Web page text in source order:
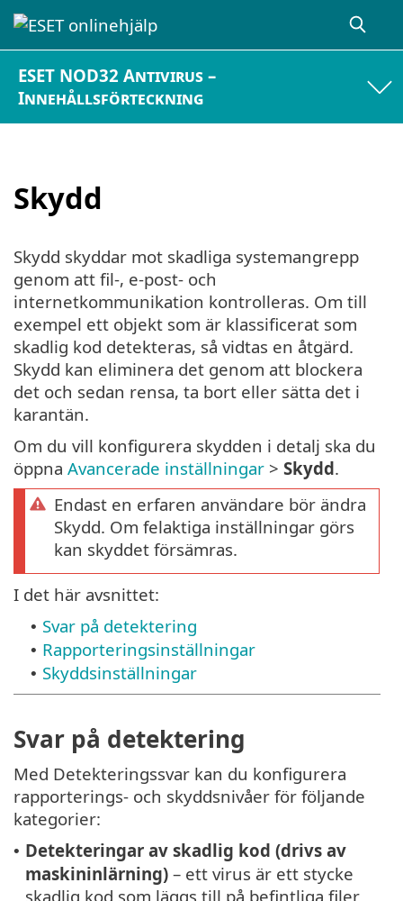
ESET NOD32 Antivirus –
Innehållsförteckning
Skydd
Skydd skyddar mot skadliga systemangrepp
genom att fil-, e-post- och
internetkommunikation kontrolleras. Om till
exempel ett objekt som är klassificerat som
skadlig kod detekteras, så vidtas en åtgärd.
Skydd kan eliminera det genom att blockera
det och sedan rensa, ta bort eller sätta det i
karantän.
Om du vill konfigurera skydden i detalj ska du
öppna Avancerade inställningar > Skydd.
Endast en erfaren användare bör ändra
Skydd. Om felaktiga inställningar görs
kan skyddet försämras.
I det här avsnittet:
• Svar på detektering
• Rapporteringsinställningar
• Skyddsinställningar
Svar på detektering
Med Detekteringssvar kan du konfigurera
rapporterings- och skyddsnivåer för följande
kategorier:
• Detekteringar av skadlig kod (drivs av
maskininlärning) – ett virus är ett stycke
skadlig kod som läggs till på befintliga filer